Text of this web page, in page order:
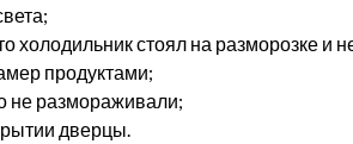
холодильник стоял на разморозке и
продуктами;
не размораживали;
дверцы.